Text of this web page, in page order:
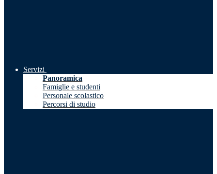
Servizi
Panoramica
Famiglie e studenti
Personale scolastico
Percorsi di studio